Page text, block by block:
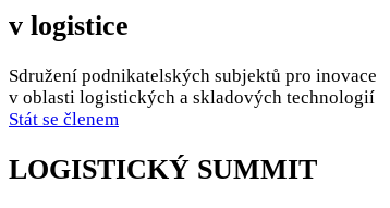
v logistice
Sdružení podnikatelských subjektů pro inovace
v oblasti logistických a skladových technologií
Stát se členem
LOGISTICKÝ SUMMIT